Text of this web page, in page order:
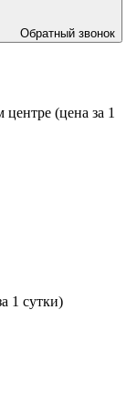
Обратный звонок
(цена за 1
1 сутки)